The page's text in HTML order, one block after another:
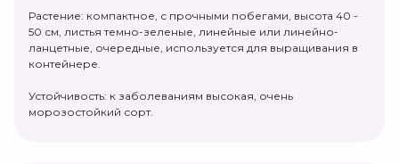
Растение: компактное, с прочными побегами, высота 40 -
50 см, листья темно-зеленые, линейные или линейно-
ланцетные, очередные, используется для выращивания в
контейнере.
Устойчивость: к заболеваниям высокая, очень
морозостойкий сорт.